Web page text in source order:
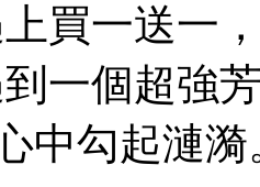
買一送一
一個超強
中勾起漣漪